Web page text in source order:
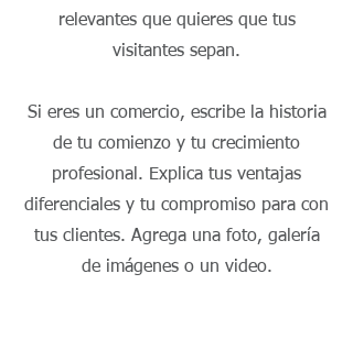
relevantes que quieres que tus
visitantes sepan.
Si eres un comercio, escribe la historia
de tu comienzo y tu crecimiento
profesional. Explica tus ventajas
diferenciales y tu compromiso para con
tus clientes. Agrega una foto, galería
de imágenes o un video.